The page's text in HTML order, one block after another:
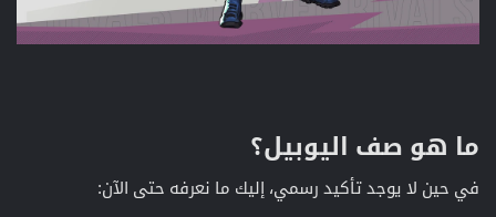
ما هو صف اليوبيل؟​
في حين لا يوجد تأكيد رسمي، إليك ما نعرفه حتى الآن: